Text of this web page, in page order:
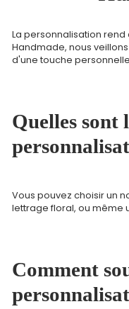
La personnalisation
Handmade, nous
d'une touche
Quelles sont
Vous pouvez choisir un
lettrage floral, ou même
Comment